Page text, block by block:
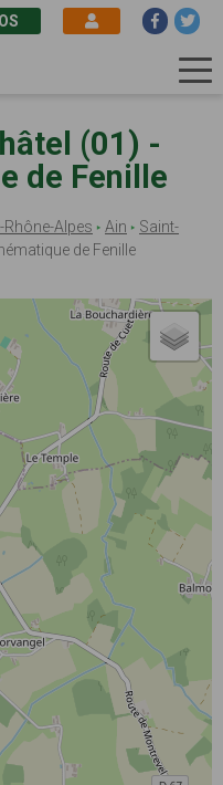
(01) -
de Fenille
Rhône-Alpes Ain
Saint-
de Fenille